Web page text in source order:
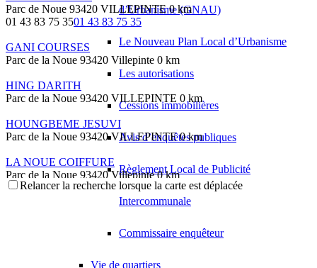
d’Urbanisme (GNAU)
Le Nouveau Plan Local d’Urbanisme
Les autorisations
Cessions immobilières
Avis d’enquêtes publiques
Règlement Local de Publicité
Intercommunale
Commissaire enquêteur
Vie de quartiers
Parc de Noue 93420 VILLEPINTE 0 km
01 43 83 75 3501 43 83 75 35
GANI COURSES
Parc de la Noue 93420 Villepinte 0 km
HING DARITH
Parc de la Noue 93420 VILLEPINTE 0 km
HOUNGBEME JESUVI
Parc de la Noue 93420 VILLEPINTE 0 km
LA NOUE COIFFURE
Parc de la Noue 93420 Villepinte 0 km
01 43 83 68 7901 43 83 68 79
Parc de la Noue 93420 VILLEPINTE
Relancer la recherche lorsque la carte est déplacée